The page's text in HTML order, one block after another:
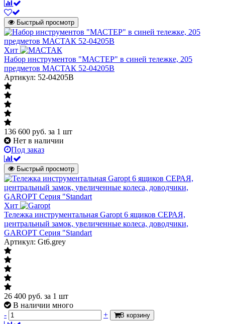
Быстрый просмотр
Хит
Набор инструментов "МАСТЕР" в синей тележке, 205
предметов МАСТАК 52-04205B
Артикул: 52-04205B
136 600 руб. за 1 шт
Нет в наличии
Под заказ
Быстрый просмотр
Хит
Тележка инструментальная Garopt 6 ящиков СЕРАЯ,
центральный замок, увеличенные колеса, доводчики,
GAROPT Серия "Standart
Артикул: Gt6.grey
26 400 руб. за 1 шт
В наличии много
-
+ В корзину